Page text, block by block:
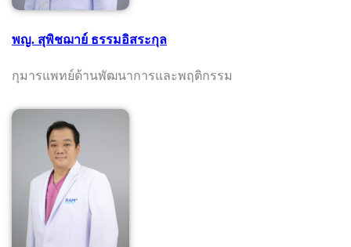
พญ. สุพิชฌาย์ ธรรมอิสระกุล
กุมารแพทย์ด้านพัฒนาการและพฤติกรรม